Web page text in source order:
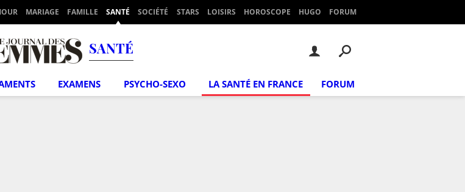
MARIAGE FAMILLE SANTÉ SOCIÉTÉ STARS LOISIRS HOROSCOPE HUGO FORUM
SANTÉ
EXAMENS PSYCHO-SEXO LA SANTÉ EN FRANCE FORUM